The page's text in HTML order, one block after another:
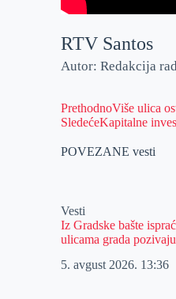
RTV Santos
Autor: Redakcija
PrethodnoViše ulica
SledećeKapitalne
POVEZANE vesti
Vesti
Iz Gradske bašte
ulicama grada
5. avgust 2026. 13:36